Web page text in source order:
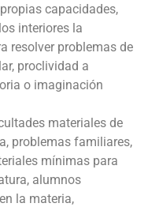
capacidades,
interiores la
resolver problemas de
proclividad a
o imaginación
materiales de
problemas familiares,
mínimas para
alumnos
la materia,